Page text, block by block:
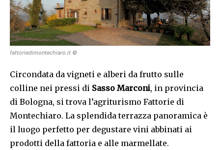
fattoriedimontechiaro.it ©
Circondata da vigneti e alberi da frutto sulle
colline nei pressi di Sasso Marconi, in provincia
di Bologna, si trova l’agriturismo Fattorie di
Montechiaro. La splendida terrazza panoramica è
il luogo perfetto per degustare vini abbinati ai
prodotti della fattoria e alle marmellate.